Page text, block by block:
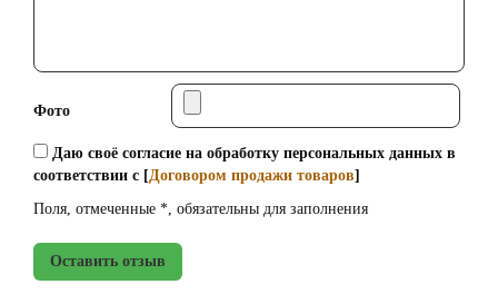
Фото
Даю своё согласие на обработку персональных данных в
соответствии с [Договором продажи товаров]
Поля, отмеченные *, обязательны для заполнения
Оставить отзыв